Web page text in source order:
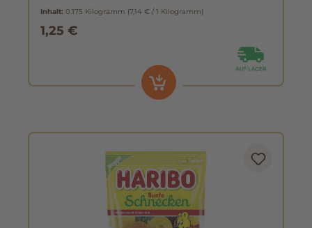
Inhalt: 0.175 Kilogramm (7,14 € / 1 Kilogramm)
1,25 €